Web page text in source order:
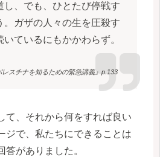
し、でも、ひとたび停戦す
。ガザの人々の生を圧殺す
ているにもかかわらず。
スチナを知るための緊急講義』p.133
て、それから何をすれば良い
ジで、私たちにできることは
がありました。